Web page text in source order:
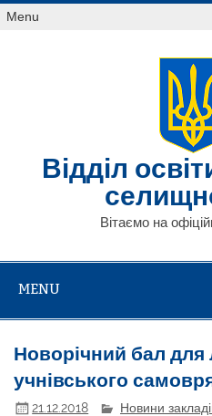
Skip
toMenu
Відділ
Вітаємо на
MENU
Новорічний бал для
учнівського
21.12.2018 Новини